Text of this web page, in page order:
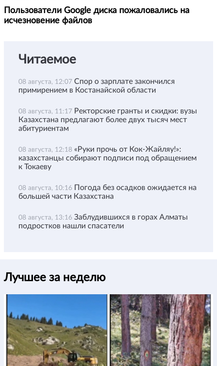
Пользователи Google диска пожаловались на
исчезновение файлов
Читаемое
08 августа, 12:07 Спор о зарплате закончился
примирением в Костанайской области
08 августа, 11:17 Ректорские гранты и скидки: вузы
Казахстана предлагают более двух тысяч мест
абитуриентам
08 августа, 12:18 «Руки прочь от Кок-Жайляу!»:
казахстанцы собирают подписи под обращением
к Токаеву
08 августа, 10:16 Погода без осадков ожидается на
большей части Казахстана
08 августа, 13:16 Заблудившихся в горах Алматы
подростков нашли спасатели
Лучшее за неделю